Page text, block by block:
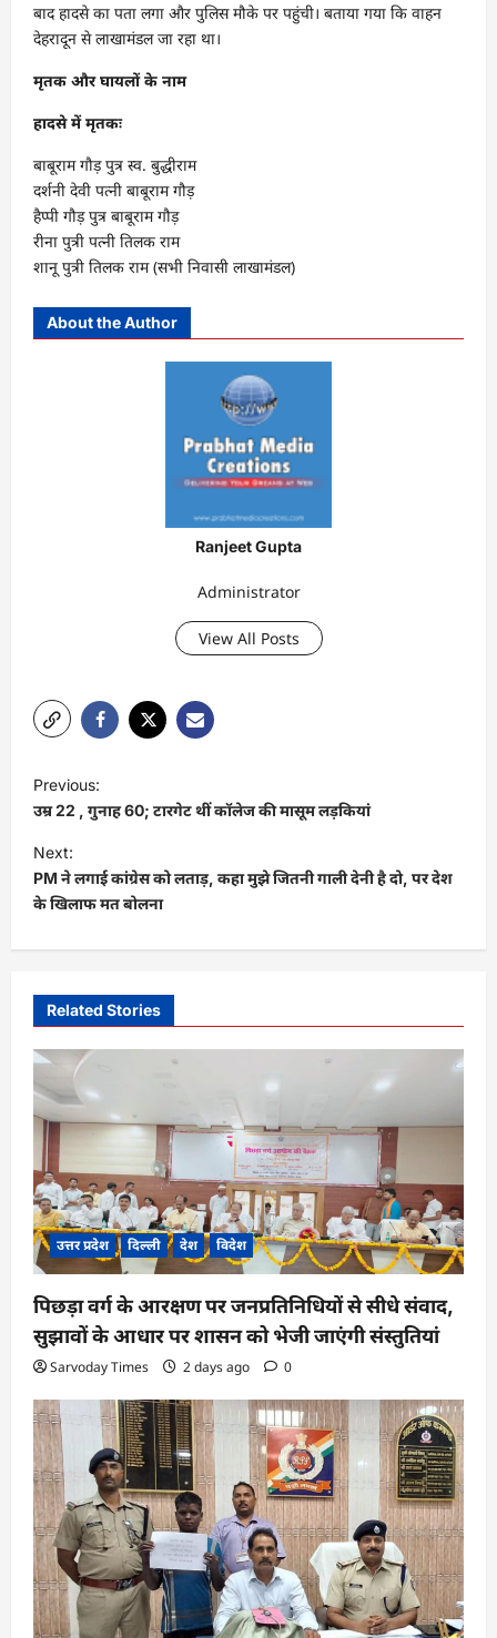
बाद हादसे का पता लगा और पुलिस मौके पर पहुंची। बताया गया कि वाहन
देहरादून से लाखामंडल जा रहा था।
मृतक और घायलों के नाम
हादसे में मृतकः
बाबूराम गौड़ पुत्र स्व. बुद्धीराम
दर्शनी देवी पत्नी बाबूराम गौड़
हैप्पी गौड़ पुत्र बाबूराम गौड़
रीना पुत्री पत्नी तिलक राम
शानू पुत्री तिलक राम (सभी निवासी लाखामंडल)
About the Author
Ranjeet Gupta
Administrator
View All Posts
o
s
t
n
a
g
a
t
o
n
Previous:
उम्र 22 , गुनाह 60; टारगेट थीं कॉलेज की मासूम लड़कियां
Next:
PM ने लगाई कांग्रेस को लताड़, कहा मुझे जितनी गाली देनी है दो, पर देश
के खिलाफ मत बोलना
Related Stories
उत्तर प्रदेश दिल्ली देश विदेश
पिछड़ा वर्ग के आरक्षण पर जनप्रतिनिधियों से सीधे संवाद,
सुझावों के आधार पर शासन को भेजी जाएंगी संस्तुतियां
Sarvoday Times 2 days ago 0